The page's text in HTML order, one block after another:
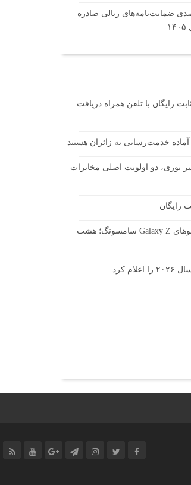
۷۰ درصدی منابع و ۱۳۲ درصدی ضمانت‌نامه‌های ریالی صادره
رایگان با تلفن همراه دریافت
خدمت‌رسانی به زائران هستند
نوری، دو اولویت اصلی مخابرات
رایگان
پشت صحنه مهندسی نسل جدید تاشوهای Galaxy Z سامسونگ؛ هشت
کرد